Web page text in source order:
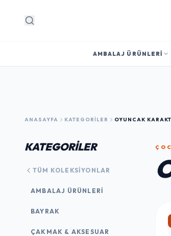
Arama
AMBALAJ ÜRÜNLERI
ANASAYFA KATEGORILER OYUNCAK
KATEGORİLER
TÜM KOLEKSIYONLAR
AMBALAJ ÜRÜNLERI
BAYRAK
ÇAKMAK & AKSESUAR